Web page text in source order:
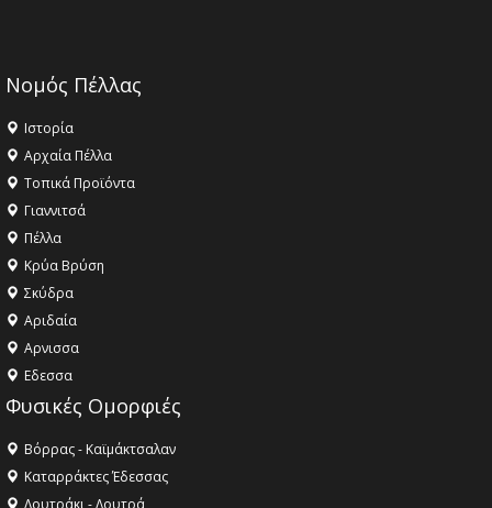
Νομός Πέλλας
Ιστορία
Αρχαία Πέλλα
Τοπικά Προϊόντα
Γιαννιτσά
Πέλλα
Κρύα Βρύση
Σκύδρα
Αριδαία
Aρνισσα
Eδεσσα
Φυσικές Ομορφιές
Βόρρας - Καϊμάκτσαλαν
Καταρράκτες Έδεσσας
Λουτράκι - Λουτρά